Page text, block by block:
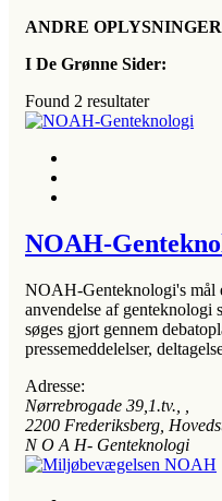
ANDRE OPLYSNINGER
I De Grønne Sider:
Found 2 resultater
NOAH-
NOAH-Genteknologi's mål
anvendelse af
søges gjort gennem
pressemeddelelser,
Adresse:
Nørrebrogade 39,1.tv.
2200 Frederiksberg,
N O A H- Genteknologi